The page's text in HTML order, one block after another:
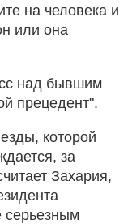
на человека и
или она
над бывшим
прецедент".
которой
за
Захария,
серьезным